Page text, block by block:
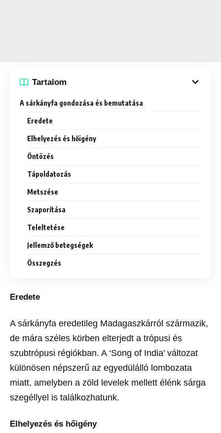
Tartalom
A sárkányfa gondozása és bemutatása
Eredete
Elhelyezés és hőigény
Öntözés
Tápoldatozás
Metszése
Szaporítása
Teleltetése
Jellemző betegségek
Összegzés
Eredete
A sárkányfa eredetileg Madagaszkárról származik,
de mára széles körben elterjedt a trópusi és
szubtrópusi régiókban. A ‘Song of India’ változat
különösen népszerű az egyedülálló lombozata
miatt, amelyben a zöld levelek mellett élénk sárga
szegéllyel is találkozhatunk.
Elhelyezés és hőigény